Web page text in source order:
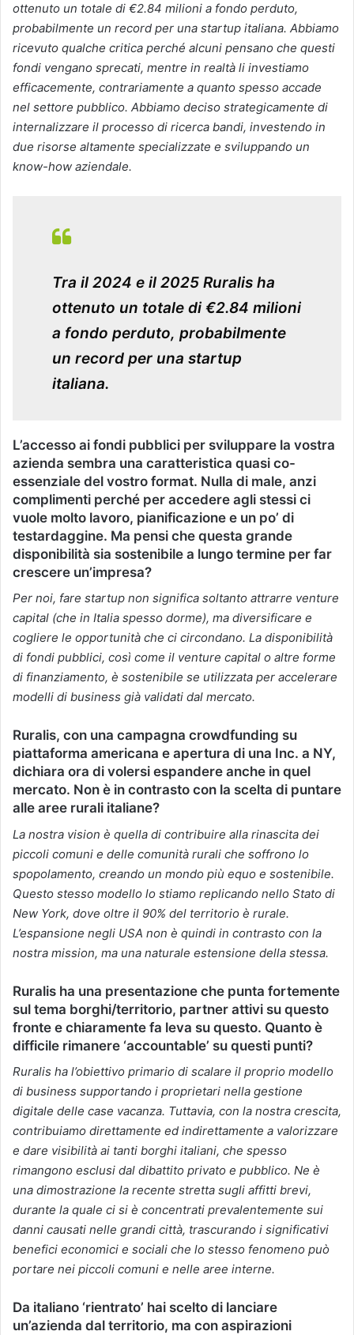
ottenuto un totale di €2.84 milioni a fondo perduto,
probabilmente un record per una startup italiana. Abbiamo
ricevuto qualche critica perché alcuni pensano che questi
fondi vengano sprecati, mentre in realtà li investiamo
efficacemente, contrariamente a quanto spesso accade
nel settore pubblico. Abbiamo deciso strategicamente di
internalizzare il processo di ricerca bandi, investendo in
due risorse altamente specializzate e sviluppando un
know-how aziendale.
Tra il 2024 e il 2025 Ruralis ha
ottenuto un totale di €2.84 milioni
a fondo perduto, probabilmente
un record per una startup
italiana.
L’accesso ai fondi pubblici per sviluppare la vostra
azienda sembra una caratteristica quasi co-
essenziale del vostro format. Nulla di male, anzi
complimenti perché per accedere agli stessi ci
vuole molto lavoro, pianificazione e un po’ di
testardaggine. Ma pensi che questa grande
disponibilità sia sostenibile a lungo termine per far
crescere un’impresa?
Per noi, fare startup non significa soltanto attrarre venture
capital (che in Italia spesso dorme), ma diversificare e
cogliere le opportunità che ci circondano. La disponibilità
di fondi pubblici, così come il venture capital o altre forme
di finanziamento, è sostenibile se utilizzata per accelerare
modelli di business già validati dal mercato.
Ruralis, con una campagna crowdfunding su
piattaforma americana e apertura di una Inc. a NY,
dichiara ora di volersi espandere anche in quel
mercato. Non è in contrasto con la scelta di puntare
alle aree rurali italiane?
La nostra vision è quella di contribuire alla rinascita dei
piccoli comuni e delle comunità rurali che soffrono lo
spopolamento, creando un mondo più equo e sostenibile.
Questo stesso modello lo stiamo replicando nello Stato di
New York, dove oltre il 90% del territorio è rurale.
L’espansione negli USA non è quindi in contrasto con la
nostra mission, ma una naturale estensione della stessa.
Ruralis ha una presentazione che punta fortemente
sul tema borghi/territorio, partner attivi su questo
fronte e chiaramente fa leva su questo. Quanto è
difficile rimanere ‘accountable’ su questi punti?
Ruralis ha l’obiettivo primario di scalare il proprio modello
di business supportando i proprietari nella gestione
digitale delle case vacanza. Tuttavia, con la nostra crescita,
contribuiamo direttamente ed indirettamente a valorizzare
e dare visibilità ai tanti borghi italiani, che spesso
rimangono esclusi dal dibattito privato e pubblico. Ne è
una dimostrazione la recente stretta sugli affitti brevi,
durante la quale ci si è concentrati prevalentemente sui
danni causati nelle grandi città, trascurando i significativi
benefici economici e sociali che lo stesso fenomeno può
portare nei piccoli comuni e nelle aree interne.
Da italiano ‘rientrato’ hai scelto di lanciare
un’azienda dal territorio, ma con aspirazioni